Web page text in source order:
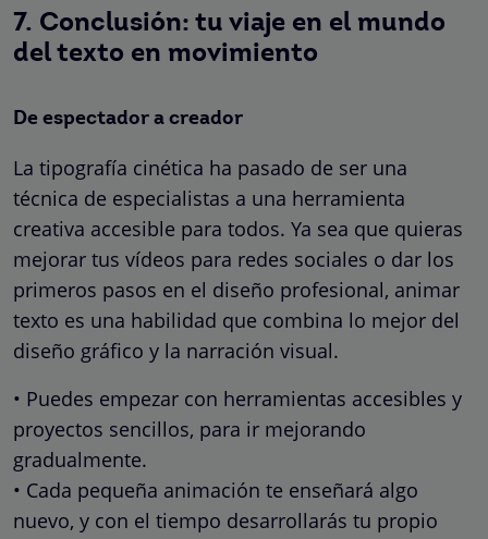
7. Conclusión: tu viaje en el mundo
del texto en movimiento
De espectador a creador
La tipografía cinética ha pasado de ser una
técnica de especialistas a una herramienta
creativa accesible para todos. Ya sea que quieras
mejorar tus vídeos para redes sociales o dar los
primeros pasos en el diseño profesional, animar
texto es una habilidad que combina lo mejor del
diseño gráfico y la narración visual.
• Puedes empezar con herramientas accesibles y
proyectos sencillos, para ir mejorando
gradualmente.
• Cada pequeña animación te enseñará algo
nuevo, y con el tiempo desarrollarás tu propio